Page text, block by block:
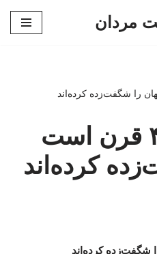
مردان
این نقاشی‌ها ۴ قرن است
کرده‌اند